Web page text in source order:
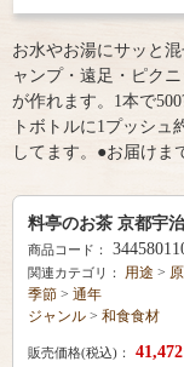
お水やお湯にサッと
ャンプ・遠足・ピク
が作れます。1本で
トボトルに1プッシュ
してます。●お届けま
料亭のお茶 京都宇
商品コード：
関連カテゴリ： 用途 >
季節 > 通年
ジャンル > 和食食材
販売価格(税込)： 41,472